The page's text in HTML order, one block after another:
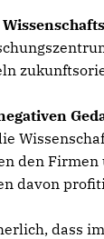
den
davon
dass